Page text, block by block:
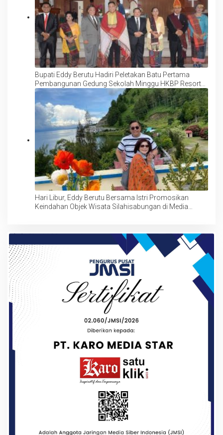
Bupati Eddy Berutu Hadiri Peletakan Batu Pertama
Pembangunan Gedung Sekolah Minggu HKBP Resort
Tigalingga
Hari Libur, Eddy Berutu Bersama Istri Promosikan
Keindahan Objek Wisata Silahisabungan di Media